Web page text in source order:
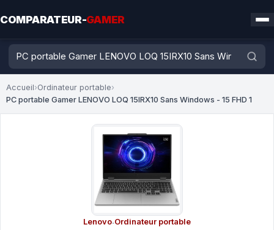
COMPARATEUR-GAMER
Accueil›Ordinateur portable›
PC portable Gamer LENOVO LOQ 15IRX10 Sans Windows - 15 FHD 1
Lenovo·Ordinateur portable